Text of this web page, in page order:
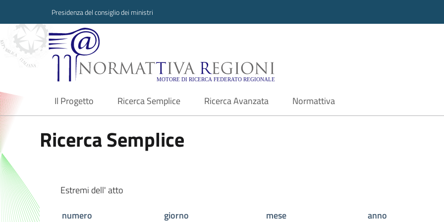
Presidenza del consiglio dei ministri
Normattiva Regioni - Motore di ricerca
Il Progetto
current Ricerca Semplice Ricerca Avanzata Normattiva
Ricerca Semplice
Estremi dell' atto
numero
giorno mese
anno